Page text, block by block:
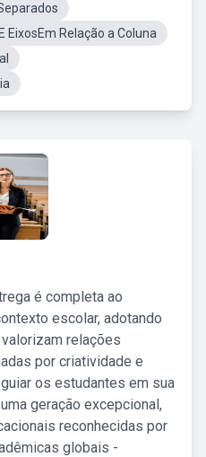
EixosEm Relação a Coluna
é completa ao
escolar, adotando
relações
por criatividade e
os estudantes em sua
geração excepcional,
reconhecidas por
globais -